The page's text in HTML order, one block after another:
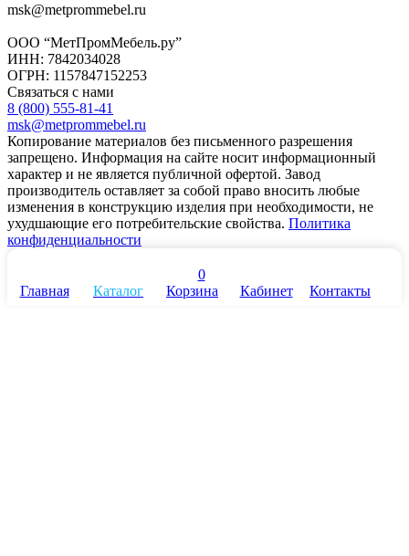
msk@metprommebel.ru
ООО “МетПромМебель.ру”
ИНН: 7842034028
ОГРН: 1157847152253
Связаться с нами
8 (800) 555-81-41
msk@metprommebel.ru
Копирование материалов без письменного разрешения
запрещено. Информация на сайте носит информационный
характер и не является публичной офертой. Завод
производитель оставляет за собой право вносить любые
изменения в конструкцию изделия при необходимости, не
ухудшающие его потребительские свойства. Политика
конфиденциальности
Главная Каталог
0
Корзина
Кабинет Контакты